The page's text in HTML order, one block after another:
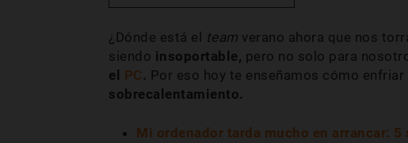
¿Dónde está el team verano ahora que nos
siendo insoportable, pero no solo para
el PC. Por eso hoy te enseñamos cómo
sobrecalentamiento.
Mi ordenador tarda mucho en arrancar: 5